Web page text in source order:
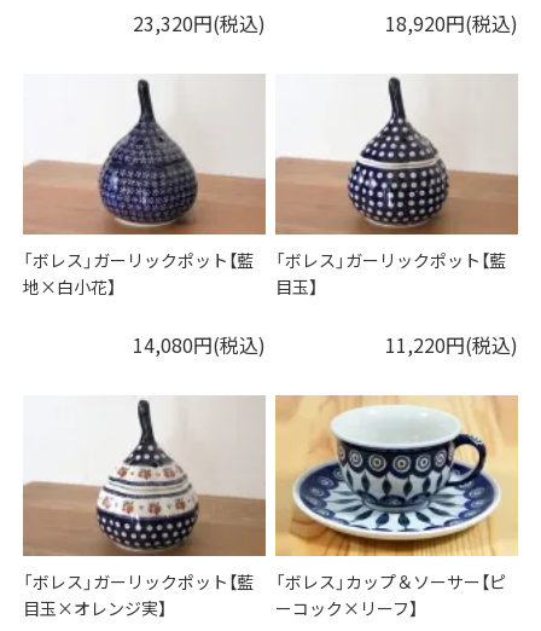
23,320円(税込) 18,920円(税込)
「ボレス」ガーリックポット【藍
地×白小花】
14,080円(税込)
「ボレス」ガーリックポット【藍
目玉】
11,220円(税込)
「ボレス」ガーリックポット【藍
目玉×オレンジ実】
「ボレス」カップ＆ソーサー【ピ
ーコック×リーフ】